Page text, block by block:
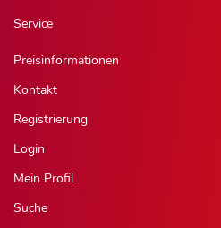
Service
Preisinformationen
Kontakt
Registrierung
Login
Mein Profil
Suche